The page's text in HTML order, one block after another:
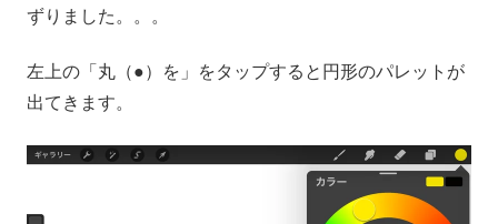
ずりました。。。
左上の「丸（●）を」をタップすると円形のパレットが
出てきます。